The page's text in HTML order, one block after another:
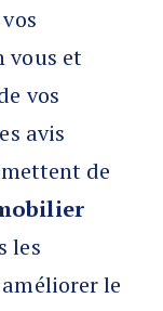
vous et
vos
avis
de
les
le